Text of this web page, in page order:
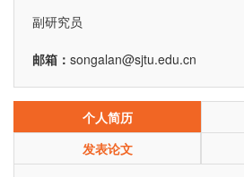
副研究员
邮箱： songalan@sjtu.edu.cn
个人简历
发表论文